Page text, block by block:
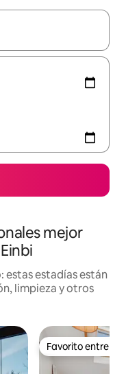
navega con las
mejor
estas estadías están
limpieza y otros
Favorito entre
Favorito entre